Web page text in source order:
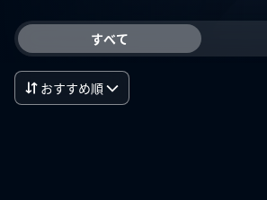
すべて
おすすめ順